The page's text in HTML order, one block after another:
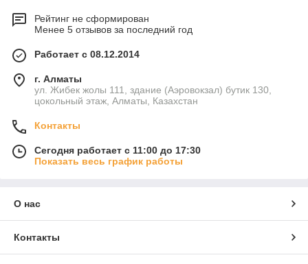
Рейтинг не сформирован
Менее 5 отзывов за последний год
Работает с 08.12.2014
г. Алматы
ул. Жибек жолы 111, здание (Аэровокзал) бутик 130,
цокольный этаж, Алматы, Казахстан
Контакты
Сегодня работает с 11:00 до 17:30
Показать весь график работы
О нас
Контакты